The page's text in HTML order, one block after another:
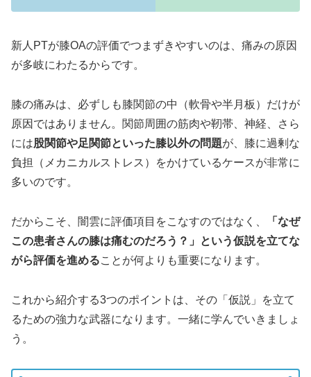
新人PTが膝OAの評価でつまずきやすいのは、痛みの原因
が多岐にわたるからです。
膝の痛みは、必ずしも膝関節の中（軟骨や半月板）だけが
原因ではありません。関節周囲の筋肉や靭帯、神経、さら
には股関節や足関節といった膝以外の問題が、膝に過剰な
負担（メカニカルストレス）をかけているケースが非常に
多いのです。
だからこそ、闇雲に評価項目をこなすのではなく、
「なぜ
この患者さんの膝は痛むのだろう？」という仮説を立てな
がら評価を進めることが何よりも重要になります。
これから紹介する3つのポイントは、その「仮説」を立て
るための強力な武器になります。一緒に学んでいきましょ
う。